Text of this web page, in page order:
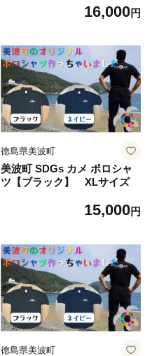
16,000円
徳島県美波町
美波町 SDGs カメ ポロシャ
ツ【ブラック】 XLサイズ
15,000円
徳島県美波町